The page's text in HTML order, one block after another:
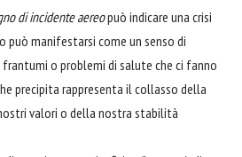
di incidente aereopuò indicare una crisi
può manifestarsi come un senso di
o problemi di salute che ci fanno
precipita rappresenta il collasso della
valori o della nostra stabilità